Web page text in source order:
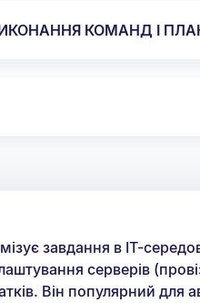
КОМАНД І
завдання в ІТ-
серверів
Він популярний